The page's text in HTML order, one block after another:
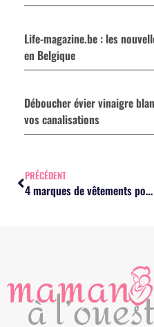
Life-magazine.be : les
en Belgique
Déboucher évier vinaigre
vos canalisations
PRÉCÉDENT
4 marques de vêtements pour enfants engagées en France